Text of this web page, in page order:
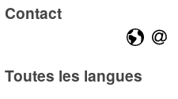
Contact
Toutes les langues